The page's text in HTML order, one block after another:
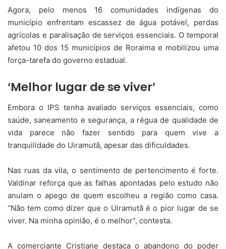
Agora, pelo menos 16 comunidades indígenas do
município enfrentam escassez de água potável, perdas
agrícolas e paralisação de serviços essenciais. O temporal
afetou 10 dos 15 municípios de Roraima e mobilizou uma
força-tarefa do governo estadual.
‘Melhor lugar de se viver’
Embora o IPS tenha avaliado serviços essenciais, como
saúde, saneamento e segurança, a régua de qualidade de
vida parece não fazer sentido para quem vive a
tranquilidade do Uiramutã, apesar das dificuldades.
Nas ruas da vila, o sentimento de pertencimento é forte.
Valdinar reforça que as falhas apontadas pelo estudo não
anulam o apego de quem escolheu a região como casa.
“Não tem como dizer que o Uiramutã é o pior lugar de se
viver. Na minha opinião, é o melhor”, contesta.
A comerciante Cristiane destaca o abandono do poder